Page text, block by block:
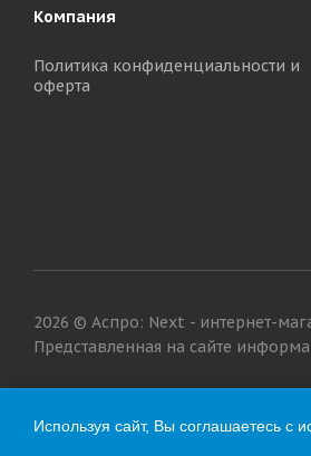
Компания
Политика конфиденциальности и
оферта
2026 © Аспро: Next - интернет-
Представленная на сайте
Используя сайт, Вы соглашаетесь